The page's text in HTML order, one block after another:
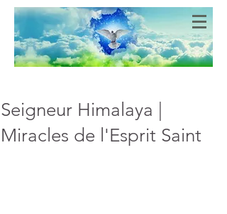
Bien-Aimés
COEURS DE LUMIERE
Seigneur Himalaya |
Miracles de l'Esprit Saint